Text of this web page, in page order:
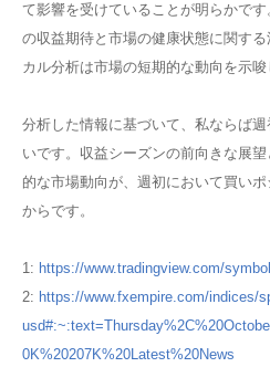
て影響を受けていることが明らかで
の収益期待と市場の健康状態に関す
カル分析は市場の短期的な動向を示唆
分析した情報に基づいて、私ならば
いです。収益シーズンの前向きな展
的な市場動向が、週初において買い
からです。
1: https://www.tradingview.com/
2: https://www.fxempire.com/indices/
0K%20207K%20Latest%20News